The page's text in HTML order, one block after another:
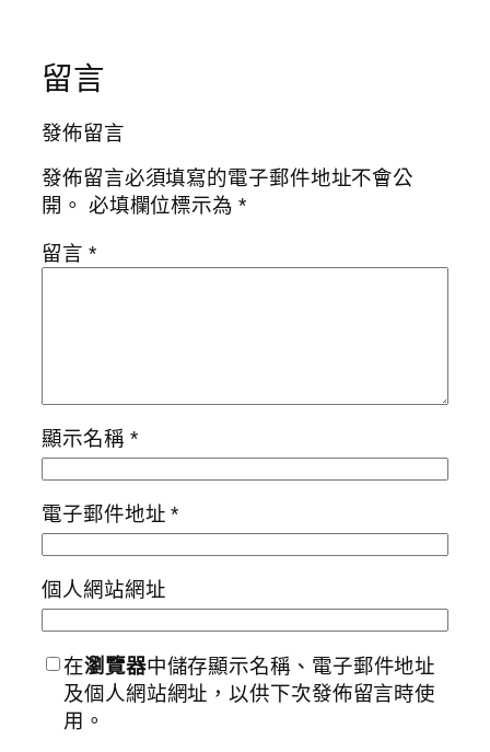
留言
發佈留言
發佈留言必須填寫的電子郵件地址不會公
開。 必填欄位標示為 *
留言 *
顯示名稱 *
電子郵件地址*
個人網站網址
在瀏覽器中儲存顯示名稱、電子郵件地址
及個人網站網址，以供下次發佈留言時使
用。